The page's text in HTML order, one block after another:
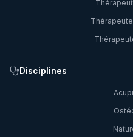
Disciplines